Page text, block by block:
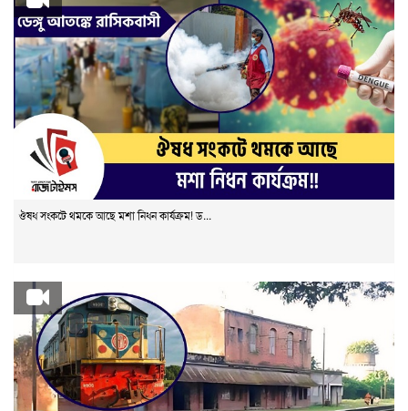
ঔষধ সংকটে থমকে আছে মশা নিধন কার্যক্রম! ড...